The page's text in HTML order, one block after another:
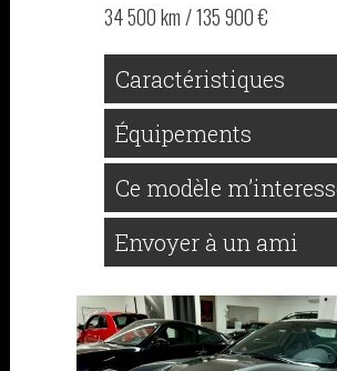
34 500 km / 135 900 €
Caractéristiques
Équipements
Ce modèle
Envoyer à un ami